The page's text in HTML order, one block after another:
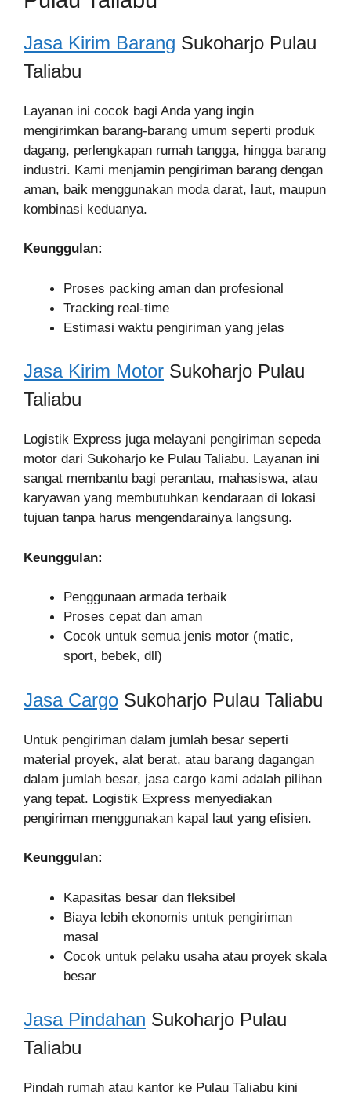
Jasa Kirim Barang Sukoharjo Pulau
Taliabu
Layanan ini cocok bagi Anda yang ingin
mengirimkan barang-barang umum seperti produk
dagang, perlengkapan rumah tangga, hingga barang
industri. Kami menjamin pengiriman barang dengan
aman, baik menggunakan moda darat, laut, maupun
kombinasi keduanya.
Keunggulan:
Proses packing aman dan profesional
Tracking real-time
Estimasi waktu pengiriman yang jelas
Jasa Kirim Motor Sukoharjo Pulau
Taliabu
Logistik Express juga melayani pengiriman sepeda
motor dari Sukoharjo ke Pulau Taliabu. Layanan ini
sangat membantu bagi perantau, mahasiswa, atau
karyawan yang membutuhkan kendaraan di lokasi
tujuan tanpa harus mengendarainya langsung.
Keunggulan:
Penggunaan armada terbaik
Proses cepat dan aman
Cocok untuk semua jenis motor (matic,
sport, bebek, dll)
Jasa Cargo Sukoharjo Pulau Taliabu
Untuk pengiriman dalam jumlah besar seperti
material proyek, alat berat, atau barang dagangan
dalam jumlah besar, jasa cargo kami adalah pilihan
yang tepat. Logistik Express menyediakan
pengiriman menggunakan kapal laut yang efisien.
Keunggulan:
Kapasitas besar dan fleksibel
Biaya lebih ekonomis untuk pengiriman
masal
Cocok untuk pelaku usaha atau proyek skala
besar
Jasa Pindahan Sukoharjo Pulau
Taliabu
Pindah rumah atau kantor ke Pulau Taliabu kini